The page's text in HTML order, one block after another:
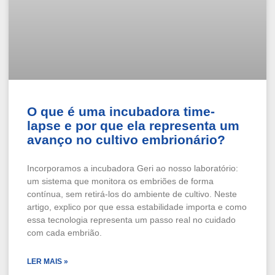
O que é uma incubadora time-
lapse e por que ela representa um
avanço no cultivo embrionário?
Incorporamos a incubadora Geri ao nosso laboratório:
um sistema que monitora os embriões de forma
contínua, sem retirá-los do ambiente de cultivo. Neste
artigo, explico por que essa estabilidade importa e como
essa tecnologia representa um passo real no cuidado
com cada embrião.
LER MAIS »